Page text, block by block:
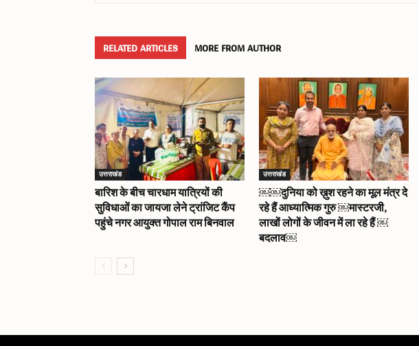
RELATED ARTICLES MORE FROM AUTHOR
उत्तराखंड
बारिश के बीच चारधाम यात्रियों की
सुविधाओं का जायजा लेने ट्रांजिट कैंप
पहुंचे नगर आयुक्त गोपाल राम बिनवाल
उत्तराखंड
￼￼दुनिया को ख़ुश रहने का मूल मंत्र दे
रहे हैं आध्यात्मिक गुरु ￼मास्टरजी,
लाखों लोगों के जीवन में ला रहे हैं ￼
बदलाव￼